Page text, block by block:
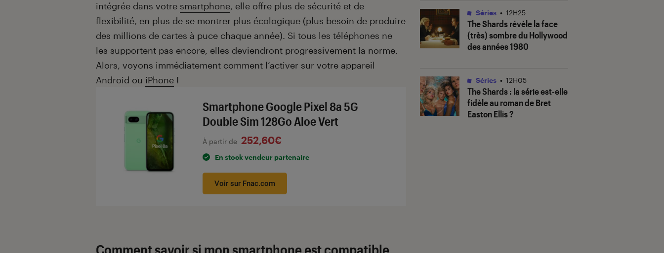
intégrée dans votre smartphone, elle offre plus de sécurité et de
flexibilité, en plus de se montrer plus écologique (plus besoin de produire
des millions de cartes à puce chaque année). Si tous les téléphones ne
les supportent pas encore, elles deviendront progressivement la norme.
Alors, voyons immédiatement comment l’activer sur votre appareil
Android ou iPhone !
Smartphone Google Pixel 8a 5G
Double Sim 128Go Aloe Vert
À partir de 252,60€
En stock vendeur partenaire
Voir sur Fnac.com
Comment savoir si mon smartphone est compatible
The Shardsrévèle la face
(très) sombre du Hollywood
des années 1980
Séries • 12H25
The Shards: la série est-elle
fidèle au roman de Bret
Easton Ellis ?
Séries • 12H05